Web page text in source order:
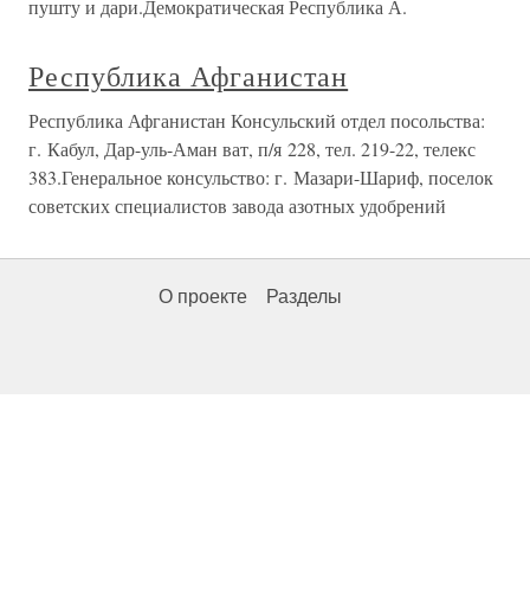
пушту и дари.Демократическая Республика А.
Республика Афганистан
Республика Афганистан Консульский отдел посольства:
г. Кабул, Дар-уль-Аман ват, п/я 228, тел. 219-22, телекс
383.Генеральное консульство: г. Мазари-Шариф, поселок
советских специалистов завода азотных удобрений
О проекте Разделы